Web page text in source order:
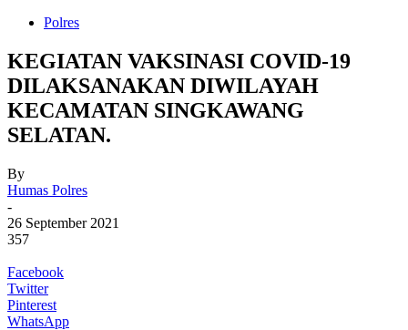
Polres
KEGIATAN VAKSINASI COVID-19
DILAKSANAKAN DIWILAYAH
KECAMATAN SINGKAWANG
SELATAN.
By
Humas Polres
-
26 September 2021
357
Facebook
Twitter
Pinterest
WhatsApp